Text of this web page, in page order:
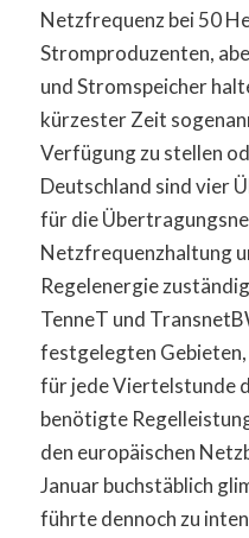
Netzfrequenz bei 50
Stromproduzenten,
und Stromspeicher
kürzester Zeit
Verfügung zu stellen
Deutschland sind vier
für die
Netzfrequenzhaltung
Regelenergie
TenneT und
festgelegten
für jede Viertelstunde
benötigte
den europäischen
Januar buchstäblich
führte dennoch zu